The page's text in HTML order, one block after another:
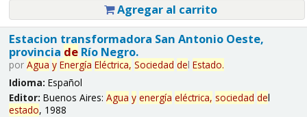
Agregar al carrito
Estacion transformadora San Antonio Oeste,
provincia deRío Negro.
por Agua y Energía Eléctrica, Sociedad del Estado.
Idioma: Español
Editor: Buenos Aires: Agua y energía eléctrica, sociedad del
estado, 1988